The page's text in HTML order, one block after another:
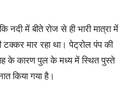
नदी में बीते रोज से ही भारी मात्रा में
टक्कर मार रहा था। पेट्रोल पंप की
के कारण पुल के मध्य में स्थित पुस्ते
किया गया है।